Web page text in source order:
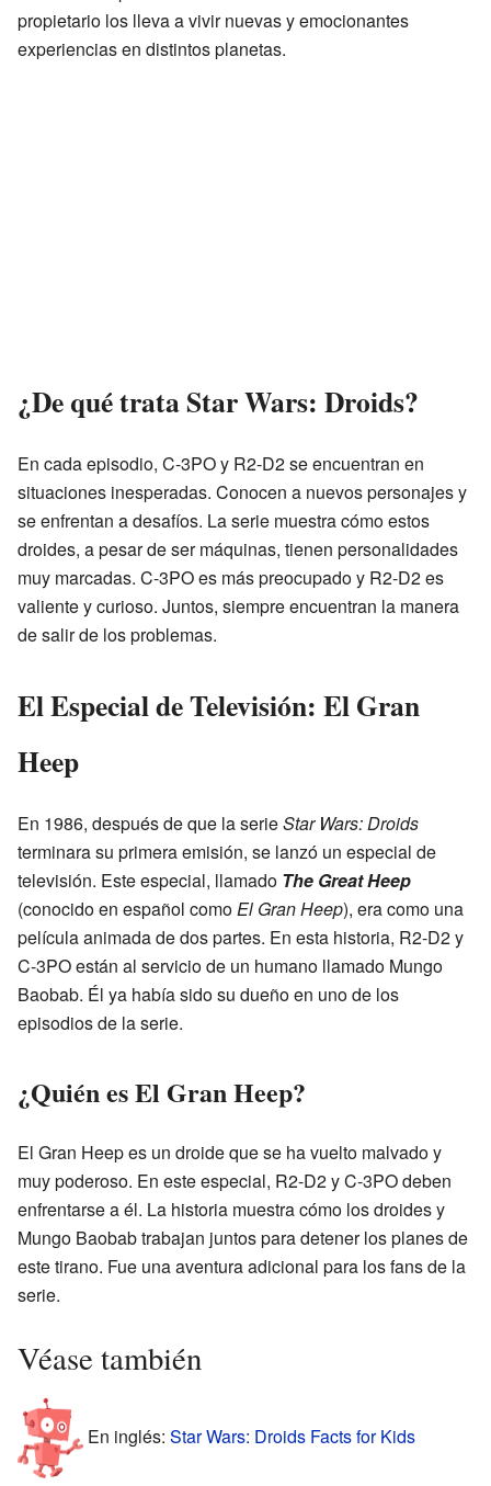
propietario los lleva a vivir nuevas y emocionantes
experiencias en distintos planetas.
¿De qué trata Star Wars: Droids?
En cada episodio, C-3PO y R2-D2 se encuentran en
situaciones inesperadas. Conocen a nuevos personajes y
se enfrentan a desafíos. La serie muestra cómo estos
droides, a pesar de ser máquinas, tienen personalidades
muy marcadas. C-3PO es más preocupado y R2-D2 es
valiente y curioso. Juntos, siempre encuentran la manera
de salir de los problemas.
El Especial de Televisión: El Gran
Heep
En 1986, después de que la serieStar Wars: Droids
terminara su primera emisión, se lanzó un especial de
televisión. Este especial, llamado The Great Heep
(conocido en español comoEl Gran Heep), era como una
película animada de dos partes. En esta historia, R2-D2 y
C-3PO están al servicio de un humano llamado Mungo
Baobab. Él ya había sido su dueño en uno de los
episodios de la serie.
¿Quién es El Gran Heep?
El Gran Heep es un droide que se ha vuelto malvado y
muy poderoso. En este especial, R2-D2 y C-3PO deben
enfrentarse a él. La historia muestra cómo los droides y
Mungo Baobab trabajan juntos para detener los planes de
este tirano. Fue una aventura adicional para los fans de la
serie.
Véase también
En inglés: Star Wars: Droids Facts for Kids